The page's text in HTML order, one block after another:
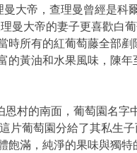
大帝，查理曼曾經是科
曼大帝的妻子更喜歡白
時所有的紅葡萄藤全部
的黃油和水果風味，陳
恩村的南面，葡萄園名字
片葡萄園分給了其私生
飽滿，純淨的果味與獨